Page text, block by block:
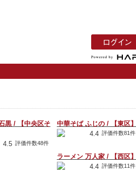
黒 / 【中央区そ
4.5 評価件数48件
中華そば ふじの / 【東区】
4.4 評価件数81件
ラーメン 万人家 / 【西区】
4.4 評価件数11件